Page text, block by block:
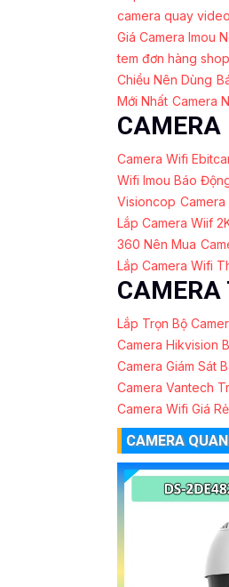
camera quay
Giá Camera Imou
tem đơn hàng
Chiều Nên Dùng
Mới Nhất Camera
CAMERA
Camera Wifi
Wifi Imou Báo
Visioncop
Lắp Camera Wiif
360 Nên Mua
Lắp Camera Wifi
CAMERA
Lắp Trọn Bộ
Camera Hikvision
Camera Giám Sát
Camera Vantech
Camera Wifi Giá Rẻ
CAMERA